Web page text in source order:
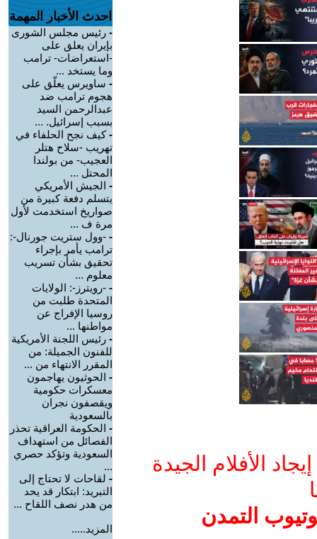
الأفلام الجيدة
التمدن
احدث الأخبار المهمة
- رئيس مجلس الشورى
بإيران يعلق على
-استعراضات- ترامب
وما يستخد ...
- ساويرس يعلّق على
هجوم ترامب ضد
عبدالرحمن السيد
بسبب إسرائيل. ...
-كيف نجح الحلفاء في
تهريب -سلاح هتلر
العجيب- من بولندا
المحتل ...
- الجيش الأمريكي
يتسلم دفعة كبيرة من
صواريخ استخدمت لأول
مرة ف ...
- -وول ستريت جورنال-:
ترامب يأمر بإجراء
تحقيق بشأن تسريب
معلوم ...
- -رويترز-: الولايات
المتحدة طلبت من
روسيا الإفراج عن
مواطنها ...
- رئيس اللجنة الأمريكية
للفنون الجميلة: من
المقرر الانتهاء من ...
- الحوثيون يهاجمون
معسكرات حكومية
ويقصفون نجران
بالسعودية
- الحكومة العراقية تحذر
الفصائل من استهداف
السعودية وتؤكد حصري
...
- لقاحات لا تحتاج إلى
التبريد: ابتكار قد يحد
من هدر نصف اللقاح ...
المزيد.....